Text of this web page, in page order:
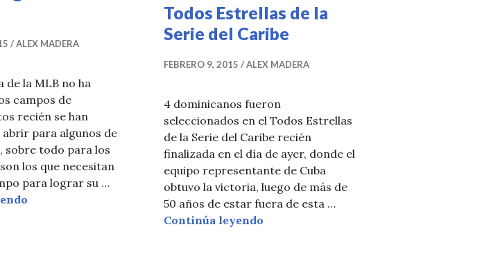
entrenamientos con 305 libras
ALEX MADERA
de la MLB no ha
campos de
recién se han
para algunos de
sobre todo para los
los que necesitan
para lograr su …
La mejor declaración de Alex Rodríguez será su bate
Todos Estrellas de la
Serie del Caribe
FEBRERO 9, 2015 ALEX MADERA
4 dominicanos fueron
seleccionados en el Todos Estrellas
de la Serie del Caribe recién
finalizada en el día de ayer, donde el
equipo representante de Cuba
obtuvo la victoria, luego de más de
50 años de estar fuera de esta …
Continúa leyendo